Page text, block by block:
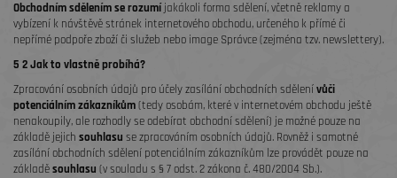
Obchodním sdělením se rozumíjakákoli forma sdělení, včetně reklamy a
vybízení k návštěvě stránek internetového obchodu, určeného k přímé či
nepřímé podpoře zboží či služeb nebo image Správce (zejména tzv. newslettery).
5 2 Jak to vlastně probíhá?
Zpracování osobních údajů pro účely zasílání obchodních sdělenívůči
potenciálním zákazníkům(tedy osobám, které v internetovém obchodu ještě
nenakoupily, ale rozhodly se odebírat obchodní sdělení) je možné pouze na
základě jejich souhlasu se zpracováním osobních údajů. Rovněž i samotné
zasílání obchodních sdělení potenciálním zákazníkům lze provádět pouze na
základěsouhlasu (v souladu s § 7 odst. 2 zákona č. 480/2004 Sb.).